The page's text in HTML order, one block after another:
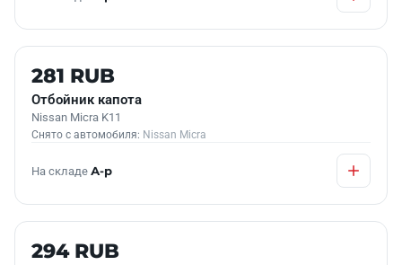
Б/У В НАЛИЧИИ
281 RUB
Отбойник капота
Nissan Micra K11
Снято с автомобиля: Nissan Micra
На складе А-р
Б/У В НАЛИЧИИ
294 RUB